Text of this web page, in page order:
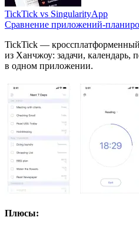
TickTick vs SingularityApp
Сравнение приложений-
TickTick —
из Ханчжоу: задачи, календарь,
в одном приложении.
Плюсы: